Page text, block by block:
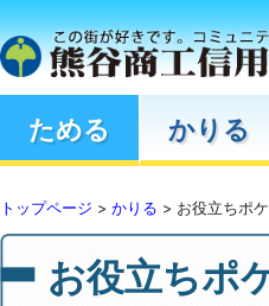
ためる かりる
トップページ > かりる > お役立ちポ
お役立ちポ